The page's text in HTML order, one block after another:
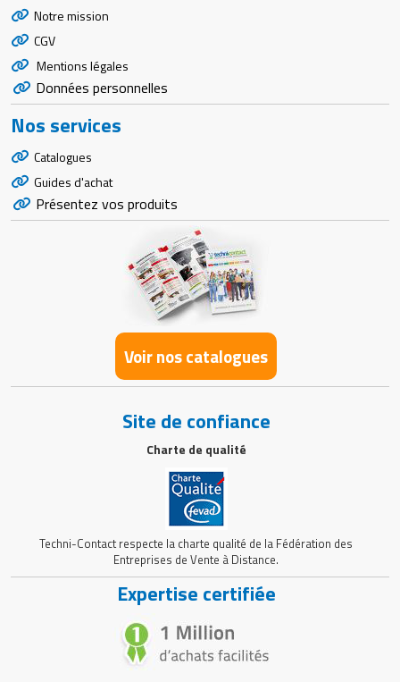
Notre mission
CGV
Mentions légales
Données personnelles
Nos services
Catalogues
Guides d'achat
Présentez vos produits
Voir nos catalogues
Site de confiance
Charte de qualité
Techni-Contact respecte la charte qualité de la Fédération des
Entreprises de Vente à Distance.
Expertise certifiée